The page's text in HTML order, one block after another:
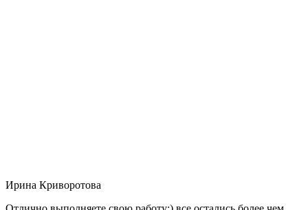
Ирина Криворотова